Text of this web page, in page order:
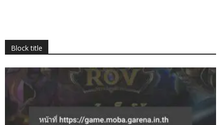
Block title